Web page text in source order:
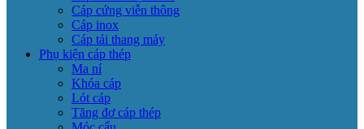
Cáp cứng viễn thông
Cáp inox
Cáp tải thang máy
Phụ kiện cáp thép
Ma ní
Khóa cáp
Lót cáp
Tăng đơ cáp thép